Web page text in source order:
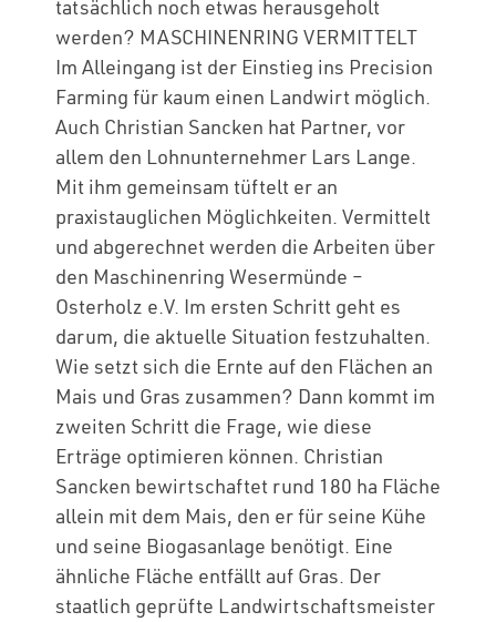
tatsächlich noch etwas herausgeholt
werden? MASCHINENRING VERMITTELT
Im Alleingang ist der Einstieg ins Precision
Farming für kaum einen Landwirt möglich.
Auch Christian Sancken hat Partner, vor
allem den Lohnunternehmer Lars Lange.
Mit ihm gemeinsam tüftelt er an
praxistauglichen Möglichkeiten. Vermittelt
und abgerechnet werden die Arbeiten über
den Maschinenring Wesermünde –
Osterholz e.V. Im ersten Schritt geht es
darum, die aktuelle Situation festzuhalten.
Wie setzt sich die Ernte auf den Flächen an
Mais und Gras zusammen? Dann kommt im
zweiten Schritt die Frage, wie diese
Erträge optimieren können. Christian
Sancken bewirtschaftet rund 180 ha Fläche
allein mit dem Mais, den er für seine Kühe
und seine Biogasanlage benötigt. Eine
ähnliche Fläche entfällt auf Gras. Der
staatlich geprüfte Landwirtschaftsmeister